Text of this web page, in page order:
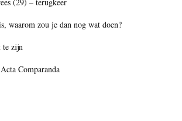
waarom zou je dan nog wat doen?
te zijn
Comparanda